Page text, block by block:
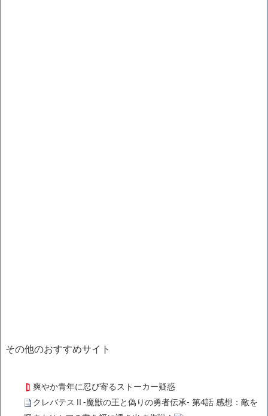
その他のおすすめサイト
爽やか青年に忍び寄るストーカー疑惑
クレバテスⅡ-魔獣の王と偽りの勇者伝承- 第4話 感想：敵を